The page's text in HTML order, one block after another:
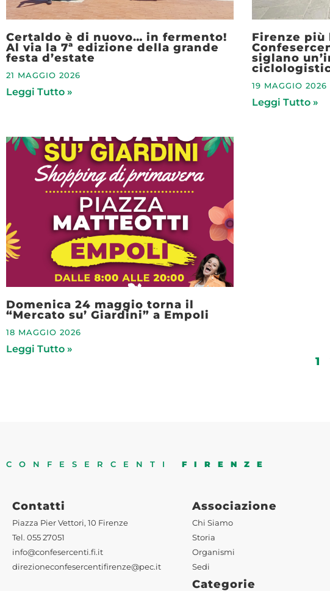
Certaldo è di nuovo… in fermento!
Al via la 7ª edizione della grande
festa d’estate
21 MAGGIO 2026
Leggi Tutto »
Firenze più
siglano
19 MAGGIO 2026
Leggi Tutto »
Domenica 24 maggio torna il
“Mercato su’ Giardini” a Empoli
18 MAGGIO 2026
Leggi Tutto »
1
CONFESERCENTI FIRENZE
Contatti
Piazza Pier Vettori, 10 Firenze
Tel. 055 27051
info@confesercenti.fi.it
direzioneconfesercentifirenze@pec.it
Associazione
Chi Siamo
Storia
Organismi
Sedi
Categorie